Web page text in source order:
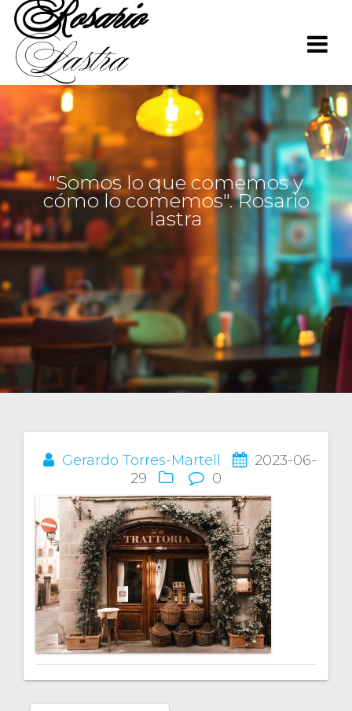
Rosario
Lastra
"Somos lo que comemos y
cómo lo comemos". Rosario
lastra
Gerardo Torres-Martell
2023-06-
29
0
Navegación
de
entradas